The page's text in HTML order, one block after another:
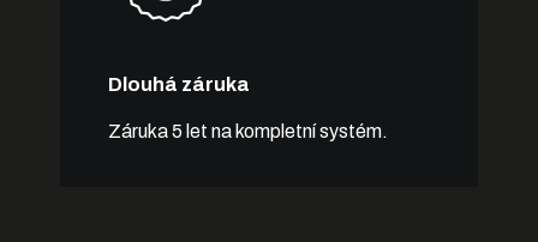
Dlouhá záruka
Záruka 5 let na kompletní systém.